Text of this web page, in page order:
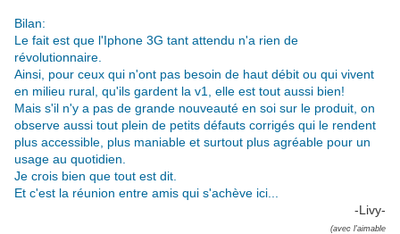
Bilan:
Le fait est que l'Iphone 3G tant attendu n'a rien de
révolutionnaire.
Ainsi, pour ceux qui n'ont pas besoin de haut débit ou qui vivent
en milieu rural, qu'ils gardent la v1, elle est tout aussi bien!
Mais s'il n'y a pas de grande nouveauté en soi sur le produit, on
observe aussi tout plein de petits défauts corrigés qui le rendent
plus accessible, plus maniable et surtout plus agréable pour un
usage au quotidien.
Je crois bien que tout est dit.
Et c'est la réunion entre amis qui s'achève ici...
-Livy-
(avec l'aimable